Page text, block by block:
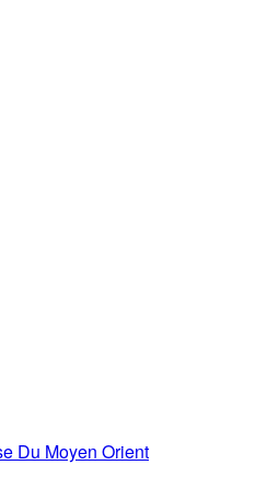
Du Moyen Orient